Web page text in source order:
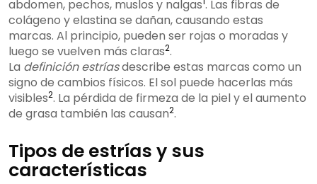
abdomen, pechos, muslos y nalgas . Las fibras de
colágeno y elastina se dañan, causando estas
marcas. Al principio, pueden ser rojas o moradas y
luego se vuelven más claras2.
La definición estríasdescribe estas marcas como un
signo de cambios físicos. El sol puede hacerlas más
visibles2. La pérdida de firmeza de la piel y el aumento
de grasa también las causan2.
Tipos de estrías y sus
características